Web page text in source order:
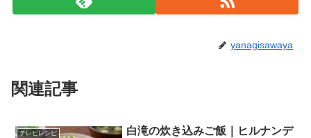
yanagisawaya
関連記事
テレビレシピ
白滝の炊き込みご飯｜ヒルナンデ